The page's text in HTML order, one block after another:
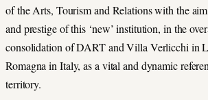
of the Arts, Tourism and Relations with the
and prestige of this ‘new’ institution, in the
consolidation of DART and Villa Verlicchi in
Romagna in Italy, as a vital and dynamic
territory.